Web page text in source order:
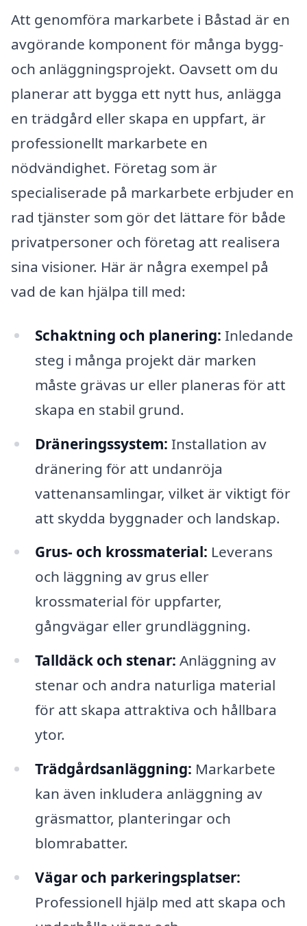
Att genomföra markarbete i Båstad är en
avgörande komponent för många bygg-
och anläggningsprojekt. Oavsett om du
planerar att bygga ett nytt hus, anlägga
en trädgård eller skapa en uppfart, är
professionellt markarbete en
nödvändighet. Företag som är
specialiserade på markarbete erbjuder en
rad tjänster som gör det lättare för både
privatpersoner och företag att realisera
sina visioner. Här är några exempel på
vad de kan hjälpa till med:
Schaktning och planering: Inledande
steg i många projekt där marken
måste grävas ur eller planeras för att
skapa en stabil grund.
Dräneringssystem: Installation av
dränering för att undanröja
vattenansamlingar, vilket är viktigt för
att skydda byggnader och landskap.
Grus- och krossmaterial: Leverans
och läggning av grus eller
krossmaterial för uppfarter,
gångvägar eller grundläggning.
Talldäck och stenar: Anläggning av
stenar och andra naturliga material
för att skapa attraktiva och hållbara
ytor.
Trädgårdsanläggning: Markarbete
kan även inkludera anläggning av
gräsmattor, planteringar och
blomrabatter.
Vägar och parkeringsplatser:
Professionell hjälp med att skapa och